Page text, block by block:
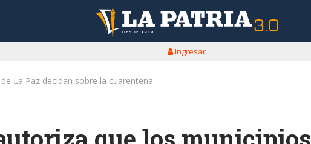
Ingresar
La Paz decidan sobre la cuarentena